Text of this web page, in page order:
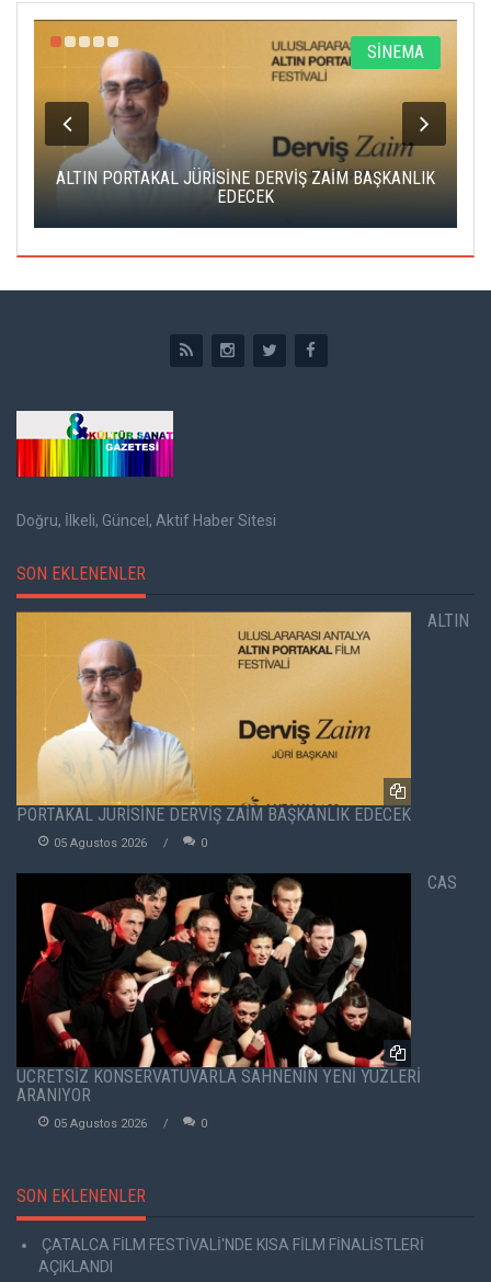
SİNEMA
ALTIN PORTAKAL JÜRİSİNE DERVİŞ ZAİM BAŞKANLIK
EDECEK
Doğru, İlkeli, Güncel, Aktif Haber Sitesi
SON EKLENENLER
ALTIN
PORTAKAL JÜRİSİNE DERVİŞ ZAİM BAŞKANLIK EDECEK
05 Agustos 2026 0
CAS
ÜCRETSİZ KONSERVATUVARLA SAHNENİN YENİ YÜZLERİ
ARANIYOR
05 Agustos 2026 0
SON EKLENENLER
ÇATALCA FİLM FESTİVALİ'NDE KISA FİLM FİNALİSTLERİ
AÇIKLANDI